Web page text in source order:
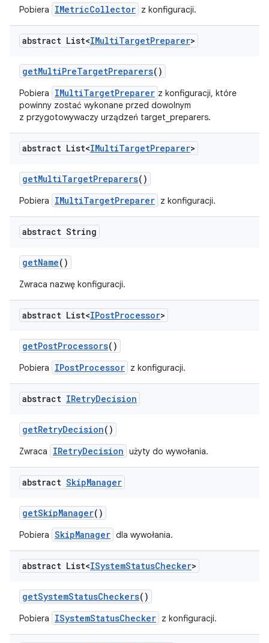
Pobiera IMetricCollector z konfiguracji.
abstract List<IMultiTargetPreparer>
getMultiPreTargetPreparers()
Pobiera IMultiTargetPreparer z konfiguracji, które
powinny zostać wykonane przed dowolnym
z przygotowywaczy urządzeń target_preparers.
abstract List<IMultiTargetPreparer>
getMultiTargetPreparers()
Pobiera IMultiTargetPreparer z konfiguracji.
abstract String
getName()
Zwraca nazwę konfiguracji.
abstract List<IPostProcessor>
getPostProcessors()
Pobiera IPostProcessor z konfiguracji.
abstract IRetryDecision
getRetryDecision()
Zwraca IRetryDecision użyty do wywołania.
abstract SkipManager
getSkipManager()
Pobiera SkipManager dla wywołania.
abstract List<ISystemStatusChecker>
getSystemStatusCheckers()
Pobiera ISystemStatusChecker z konfiguracji.